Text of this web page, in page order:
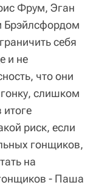
Фрум, Эган
Брэйлсфордом
себя
и не
что они
слишком
итоге
риск, если
гонщиков,
на
- Паша